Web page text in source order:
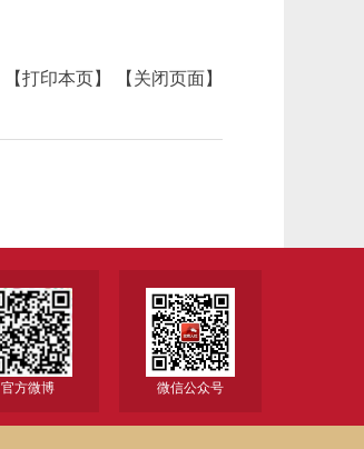
【打印本页】
【关闭页面】
微信公众号
官方微博